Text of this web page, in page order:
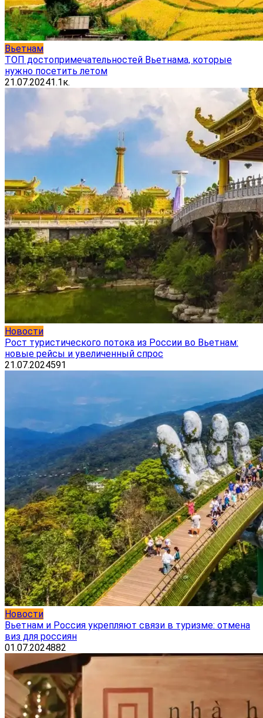
Вьетнам
ТОП достопримечательностей Вьетнама, которые
нужно посетить летом
21.07.20241.1к.
Новости
Рост туристического потока из России во Вьетнам:
новые рейсы и увеличенный спрос
21.07.2024591
Новости
Вьетнам и Россия укрепляют связи в туризме: отмена
виз для россиян
01.07.2024882